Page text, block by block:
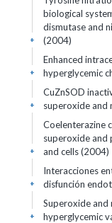
biological
dismutase and
(2004)
+
Enhanced
hyperglycemic
+
CuZnSOD
superoxide and
+
Coelenterazine
superoxide
and cells (2004)
+
Interacciones
disfunción
+
Superoxide
hyperglycemic
+